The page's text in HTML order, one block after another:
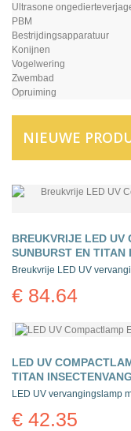
Ultrasone
PBM
Bestrijdingsapparatuur
Konijnen
Vogelwering
Zwembad
Opruiming
NIEUWE
BREUKVRIJE LED UV
SUNBURST EN TITAN
Breukvrije LED UV
€ 84.64
LED UV
TITAN
LED UV vervangingslamp
€ 42.35